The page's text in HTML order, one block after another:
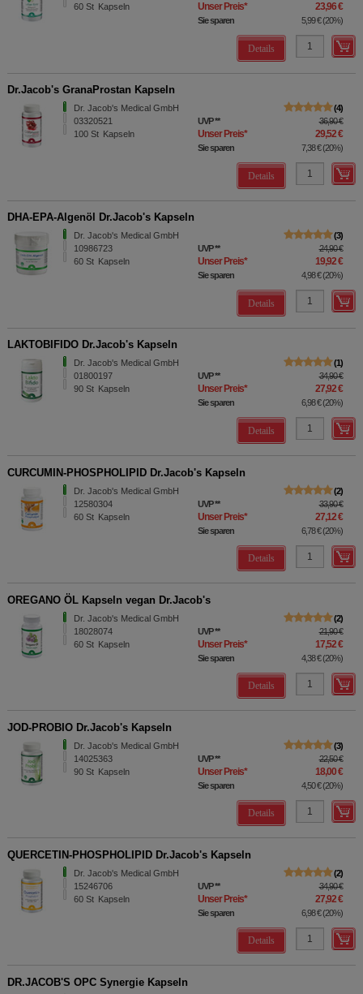
60 St Kapseln Unser Preis* 23,96 €
Sie sparen 5,99 €(20%)
Details
Dr.Jacob's GranaProstan Kapseln
Dr. Jacob's Medical GmbH
03320521
100 St Kapseln
4
UVP** 36,90 €
Unser Preis* 29,52 €
Sie sparen 7,38 €(20%)
Details
DHA-EPA-Algenöl Dr.Jacob's Kapseln
Dr. Jacob's Medical GmbH
10986723
60 St Kapseln
3
UVP** 24,90 €
Unser Preis* 19,92 €
Sie sparen 4,98 €(20%)
Details
LAKTOBIFIDO Dr.Jacob's Kapseln
Dr. Jacob's Medical GmbH
01800197
90 St Kapseln
1
UVP** 34,90 €
Unser Preis* 27,92 €
Sie sparen 6,98 €(20%)
Details
CURCUMIN-PHOSPHOLIPID Dr.Jacob's Kapseln
Dr. Jacob's Medical GmbH
12580304
60 St Kapseln
2
UVP** 33,90 €
Unser Preis* 27,12 €
Sie sparen 6,78 €(20%)
Details
OREGANO ÖL Kapseln vegan Dr.Jacob's
Dr. Jacob's Medical GmbH
18028074
60 St Kapseln
2
UVP** 21,90 €
Unser Preis* 17,52 €
Sie sparen 4,38 €(20%)
Details
JOD-PROBIO Dr.Jacob's Kapseln
Dr. Jacob's Medical GmbH
14025363
90 St Kapseln
3
UVP** 22,50 €
Unser Preis* 18,00 €
Sie sparen 4,50 €(20%)
Details
QUERCETIN-PHOSPHOLIPID Dr.Jacob's Kapseln
Dr. Jacob's Medical GmbH
15246706
60 St Kapseln
2
UVP** 34,90 €
Unser Preis* 27,92 €
Sie sparen 6,98 €(20%)
Details
DR.JACOB'S OPC Synergie Kapseln